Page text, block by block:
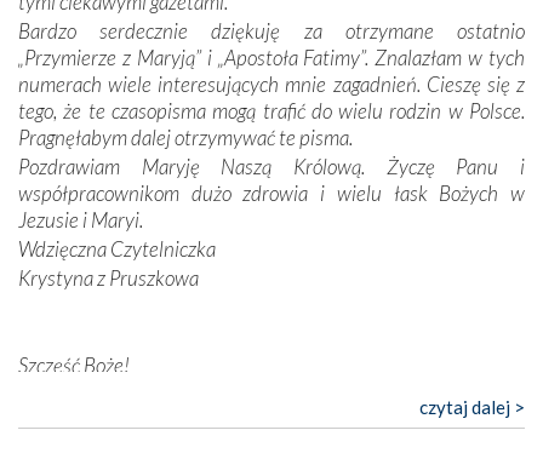
nieszczęściem i śmiercią. Te uniwersalne prawdy
przychodziły na myśl, gdy słuchaliśmy opowieści
przewodników o portugalskich monarchach i wodzach,
zwycięskich bitwach i nieszczęśliwych losach grzesznych
kochanków.
Byli tym razem pośród Apostołów Fatimy reprezentanci
każdego spośród żyjących pokoleń. Najmłodszy uczestnik
liczył sobie 13 lat, zaś senior, pan Zdzisław – już 94.
Całe życie marzyłem, by tu przyjechać
rozmowie.
bez obecności duszpasterza – księdza Krzysztofa.
wysłuchania Mszy Świętej, dawał on wyrazy swej
Bardzo serdecznie dziękuję za otrzymane ostatnio
„Przymierze z Maryją” i „Apostoła Fatimy”. Znalazłam w tych
numerach wiele interesujących mnie zagadnień. Cieszę się z
tego, że te czasopisma mogą trafić do wielu rodzin w Polsce.
Pragnęłabym dalej otrzymywać te pisma.
Pozdrawiam Maryję Naszą Królową. Życzę Panu i
współpracownikom dużo zdrowia i wielu łask Bożych w
Jezusie i Maryi.
Wdzięczna Czytelniczka
Krystyna z Pruszkowa
Szczęść Boże!
to pismo, które bardzo sobie cenię i szanuję. Redagujecie
czytaj dalej >